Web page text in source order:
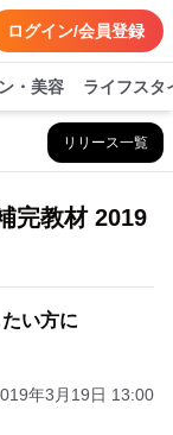
ログイン/会員登録
・美容 ライフスタ
リリース一覧
完教材 2019
い方に
年3月19日 13:00